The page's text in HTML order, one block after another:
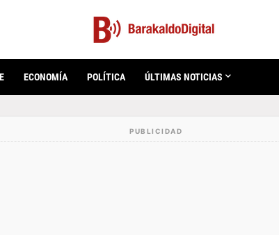
ECONOMÍA POLÍTICA ÚLTIMAS NOTICIAS